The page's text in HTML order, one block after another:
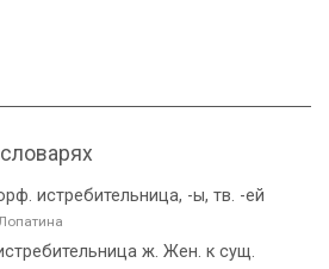
истребительница, -ы, тв. -ей
ж. Жен. к сущ.